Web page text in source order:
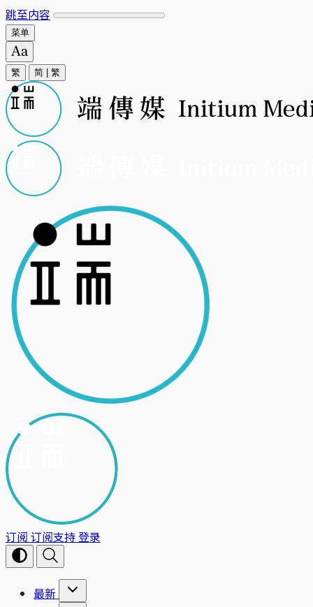
跳至内容
菜单
繁 简 繁
订阅 订阅支持登录
最新